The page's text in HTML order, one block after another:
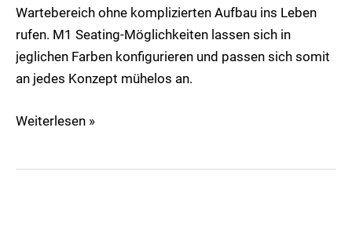
Wartebereich ohne komplizierten Aufbau ins Leben
rufen. M1 Seating-Möglichkeiten lassen sich in
jeglichen Farben konfigurieren und passen sich somit
an jedes Konzept mühelos an.
Weiterlesen »